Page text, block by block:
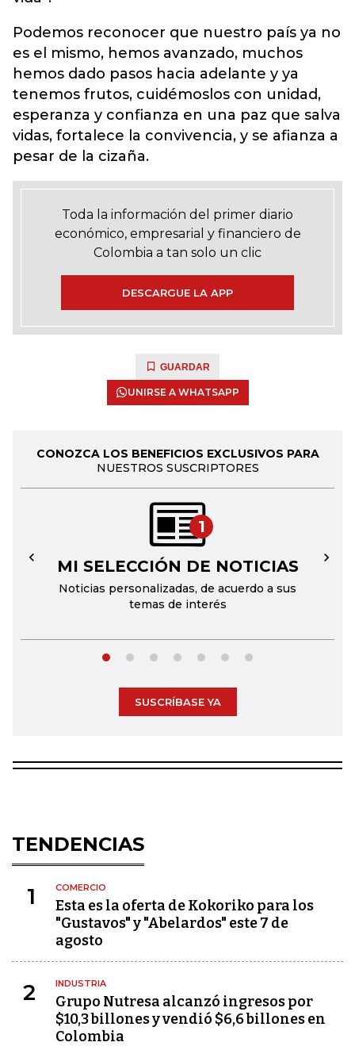
Podemos reconocer que nuestro país ya no
es el mismo, hemos avanzado, muchos
hemos dado pasos hacia adelante y ya
tenemos frutos, cuidémoslos con unidad,
esperanza y confianza en una paz que salva
vidas, fortalece la convivencia, y se afianza a
pesar de la cizaña.
Toda la información del primer diario
económico, empresarial y financiero de
Colombia a tan solo un clic
DESCARGUE LA APP
GUARDAR
UNIRSE A WHATSAPP
CONOZCA LOS BENEFICIOS EXCLUSIVOS PARA
NUESTROS SUSCRIPTORES
1
MI SELECCIÓN DE NOTICIAS
Noticias personalizadas, de acuerdo a sus
temas de interés
← →
SUSCRÍBASE YA
TENDENCIAS
1 COMERCIO
Esta es la oferta de Kokoriko para los
"Gustavos" y "Abelardos" este 7 de
agosto
2 INDUSTRIA
Grupo Nutresa alcanzó ingresos por
$10,3 billones y vendió $6,6 billones en
Colombia